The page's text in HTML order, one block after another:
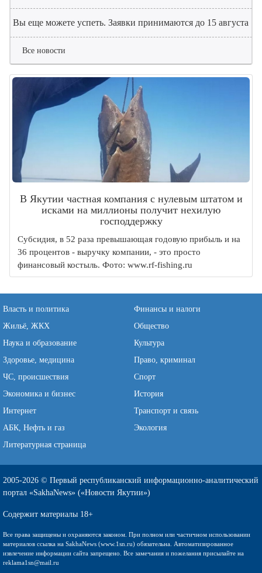
Вы еще можете успеть. Заявки принимаются до 15 августа
Все новости
В Якутии частная компания с нулевым штатом и
исками на миллионы получит нехилую
господдержку
Субсидия, в 52 раза превышающая годовую прибыль и на
36 процентов - выручку компании, - это просто
финансовый костыль. Фото: www.rf-fishing.ru
Власть и политика
Финансы и налоги
Жильё, ЖКХ
Общество
Наука и образование
Культура
Здоровье, медицина
Право, криминал
ЧС, происшествия
Спорт
Экономика и бизнес
История
Интернет
Транспорт и связь
АБК, Нефть и газ
Экология
Литературная страница
2005-2026 © Первый республиканский информационно-аналитический
портал «SakhaNews» («Новости Якутии»)
Содержит материалы 18+
Все права защищены и охраняются законом. При полном или частичном использовании
материалов ссылка на SakhaNews (www.1sn.ru) обязательна. Автоматизированное
извлечение информации сайта запрещено. Все замечания и пожелания присылайте на
reklama1sn@mail.ru